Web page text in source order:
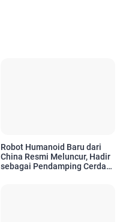
Robot Humanoid Baru dari
China Resmi Meluncur, Hadir
sebagai Pendamping Cerdas